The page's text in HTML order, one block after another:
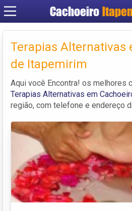
Cachoeiro
Criar
Terapias Alternativas
de Itapemirim
Aqui você Encontra! os melhores
Terapias Alternativas em
região, com telefone e endereço